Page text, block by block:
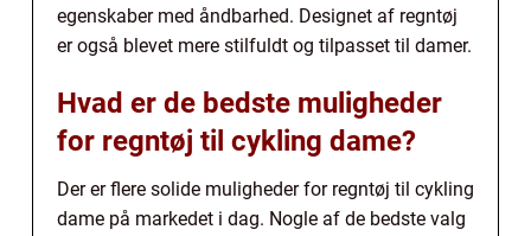
egenskaber med åndbarhed. Designet af regntøj
er også blevet mere stilfuldt og tilpasset til damer.
Hvad er de bedste muligheder
for regntøj til cykling dame?
Der er flere solide muligheder for regntøj til cykling
dame på markedet i dag. Nogle af de bedste valg